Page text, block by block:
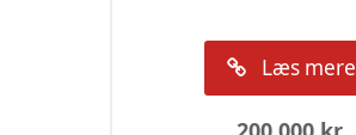
Læs mere